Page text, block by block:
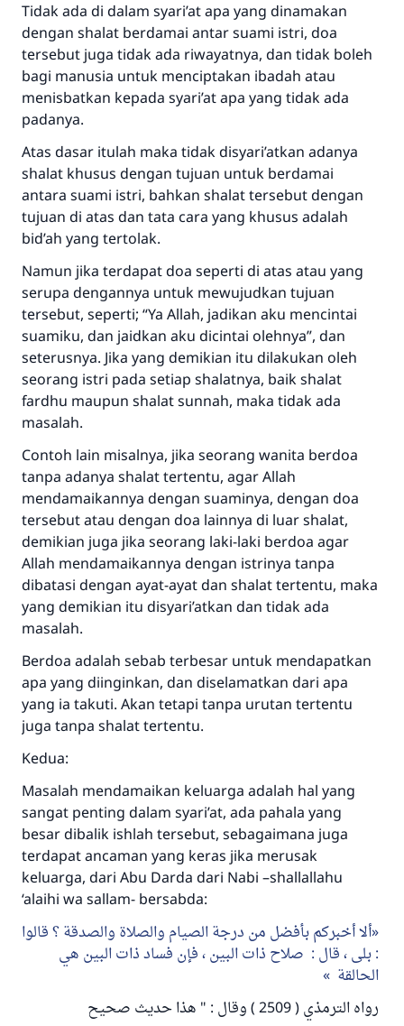
Tidak ada di dalam syari’at apa yang dinamakan
dengan shalat berdamai antar suami istri, doa
tersebut juga tidak ada riwayatnya, dan tidak boleh
bagi manusia untuk menciptakan ibadah atau
menisbatkan kepada syari’at apa yang tidak ada
padanya.
Atas dasar itulah maka tidak disyari’atkan adanya
shalat khusus dengan tujuan untuk berdamai
antara suami istri, bahkan shalat tersebut dengan
tujuan di atas dan tata cara yang khusus adalah
bid’ah yang tertolak.
Namun jika terdapat doa seperti di atas atau yang
serupa dengannya untuk mewujudkan tujuan
tersebut, seperti; “Ya Allah, jadikan aku mencintai
suamiku, dan jaidkan aku dicintai olehnya”, dan
seterusnya. Jika yang demikian itu dilakukan oleh
seorang istri pada setiap shalatnya, baik shalat
fardhu maupun shalat sunnah, maka tidak ada
masalah.
Contoh lain misalnya, jika seorang wanita berdoa
tanpa adanya shalat tertentu, agar Allah
mendamaikannya dengan suaminya, dengan doa
tersebut atau dengan doa lainnya di luar shalat,
demikian juga jika seorang laki-laki berdoa agar
Allah mendamaikannya dengan istrinya tanpa
dibatasi dengan ayat-ayat dan shalat tertentu, maka
yang demikian itu disyari’atkan dan tidak ada
masalah.
Berdoa adalah sebab terbesar untuk mendapatkan
apa yang diinginkan, dan diselamatkan dari apa
yang ia takuti. Akan tetapi tanpa urutan tertentu
juga tanpa shalat tertentu.
Kedua:
Masalah mendamaikan keluarga adalah hal yang
sangat penting dalam syari’at, ada pahala yang
besar dibalik ishlah tersebut, sebagaimana juga
terdapat ancaman yang keras jika merusak
keluarga, dari Abu Darda dari Nabi –shallallahu
‘alaihi wa sallam- bersabda:
ألا أخبركم بأفضل من درجة الصيام والصلاة والصدقة ؟ قالوا
: بلى ، قال : صلاح ذات البين ، فإن فساد ذات البين هي
الحالقة
رواه الترمذي ( 2509 ) وقال : " هذا حديث صحيح
Jawaban no. 110845
menyelamatkan pernikahan.
Bantu kami dalam memberikan jawaban untuk umat
"Siapa yang menunjukkan suatu kebaikan,
meka dia akan mendapatkan pahala yang
sama dengan orang yang melakukannya"
MUSLIM, 1893
Saham